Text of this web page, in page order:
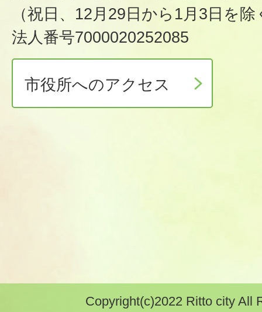
（祝日、12月29日から1月3日を除
法人番号7000020252085
市役所へのアクセス
Copyright(c)2022 Ritto city All